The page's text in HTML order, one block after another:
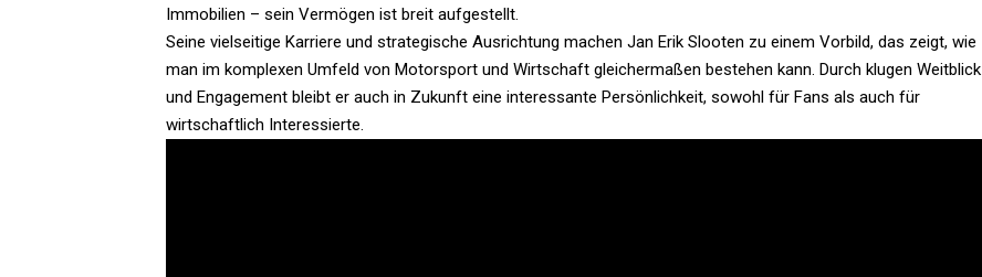
Immobilien – sein Vermögen ist breit aufgestellt.
Seine vielseitige Karriere und strategische Ausrichtung machen Jan Erik Slooten zu einem Vorbild, das zeigt, wie
man im komplexen Umfeld von Motorsport und Wirtschaft gleichermaßen bestehen kann. Durch klugen Weitblick
und Engagement bleibt er auch in Zukunft eine interessante Persönlichkeit, sowohl für Fans als auch für
wirtschaftlich Interessierte.